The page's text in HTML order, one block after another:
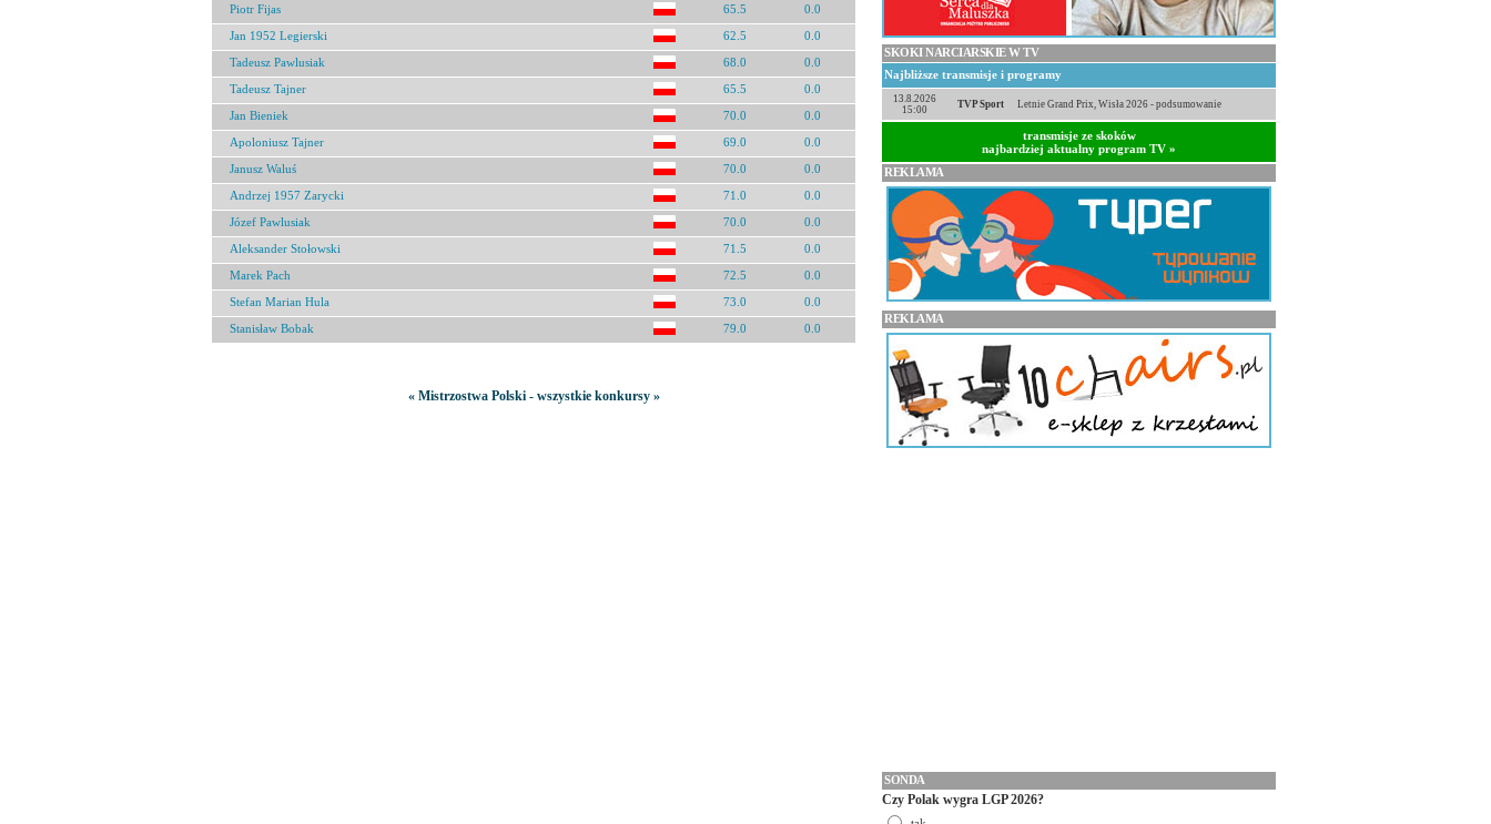
Piotr Fijas 65.5 0.0
Jan 1952 Legierski 62.5 0.0
Tadeusz Pawlusiak 68.0 0.0
Tadeusz Tajner 65.5 0.0
Jan Bieniek 70.0 0.0
Apoloniusz Tajner 69.0 0.0
Janusz Waluś 70.0 0.0
Andrzej 1957 Zarycki 71.0 0.0
Józef Pawlusiak 70.0 0.0
Aleksander Stołowski 71.5 0.0
Marek Pach 72.5 0.0
Stefan Marian Hula 73.0 0.0
Stanisław Bobak 79.0 0.0
« Mistrzostwa Polski - wszystkie konkursy »
SKOKI NARCIARSKIE W TV
Najbliższe transmisje i programy
13.8.2026
15:00
TVP Sport Letnie Grand Prix, Wisła 2026 - podsumowanie
transmisje ze skoków
najbardziej aktualny program TV »
REKLAMA
REKLAMA
SONDA
Czy Polak wygra LGP 2026?